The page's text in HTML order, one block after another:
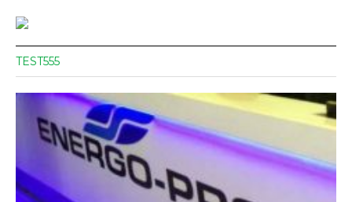
TEST555